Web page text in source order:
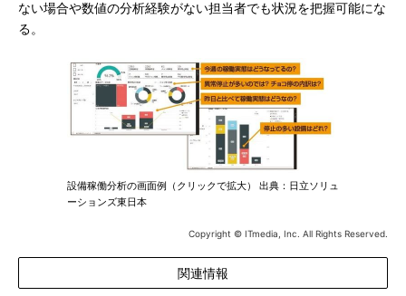
ない場合や数値の分析経験がない担当者でも状況を把握可能にな
る。
設備稼働分析の画面例（クリックで拡大） 出典：日立ソリュ
ーションズ東日本
Copyright © ITmedia, Inc. All Rights Reserved.
関連情報